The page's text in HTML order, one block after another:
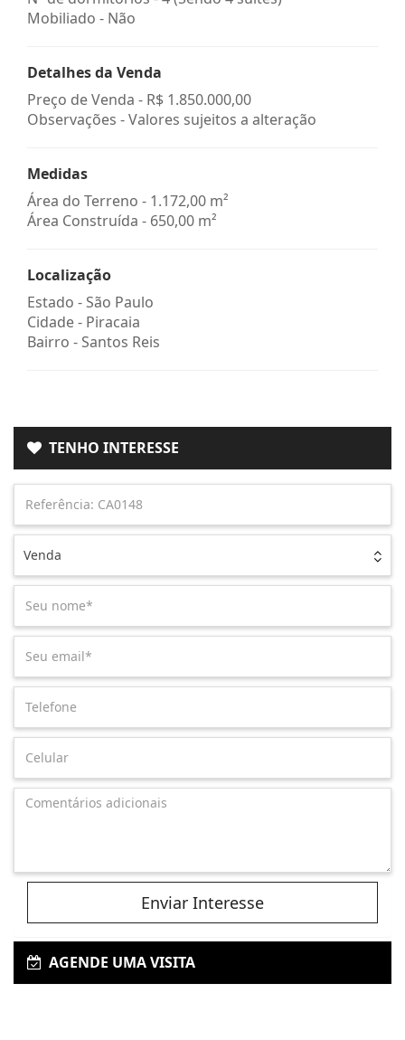
Mobiliado - Não
Detalhes da Venda
Preço de Venda - R$ 1.850.000,00
Observações - Valores sujeitos a alteração
Medidas
Área do Terreno - 1.172,00 m²
Área Construída - 650,00 m²
Localização
Estado -São Paulo
Cidade - Piracaia
Bairro -Santos Reis
TENHO INTERESSE
Venda
Enviar Interesse
AGENDE UMA VISITA